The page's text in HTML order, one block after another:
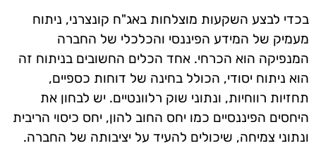
בכדי לבצע השקעות מוצלחות באג"ח קונצרני, ניתוח
מעמיק של המידע הפיננסי והכלכלי של החברה
המנפיקה הוא הכרחי. אחד הכלים החשובים בניתוח זה
הוא ניתוח יסודי, הכולל בחינה של דוחות כספיים,
תחזיות רווחיות, ונתוני שוק רלוונטיים. יש לבחון את
היחסים הפיננסיים כמו יחס החוב להון, יחס כיסוי הריבית
ונתוני צמיחה, שיכולים להעיד על יציבותה של החברה.